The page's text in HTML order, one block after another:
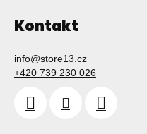
Kontakt
info@store13.cz
+420 739 230 026